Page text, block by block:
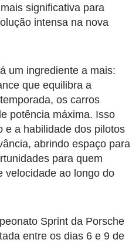
significativa para
intensa na nova
um ingrediente a mais:
que equilibra a
os carros
potência máxima. Isso
e a habilidade dos pilotos
abrindo espaço para
para quem
velocidade ao longo do
Sprint da Porsche
entre os dias 6 e 9 de